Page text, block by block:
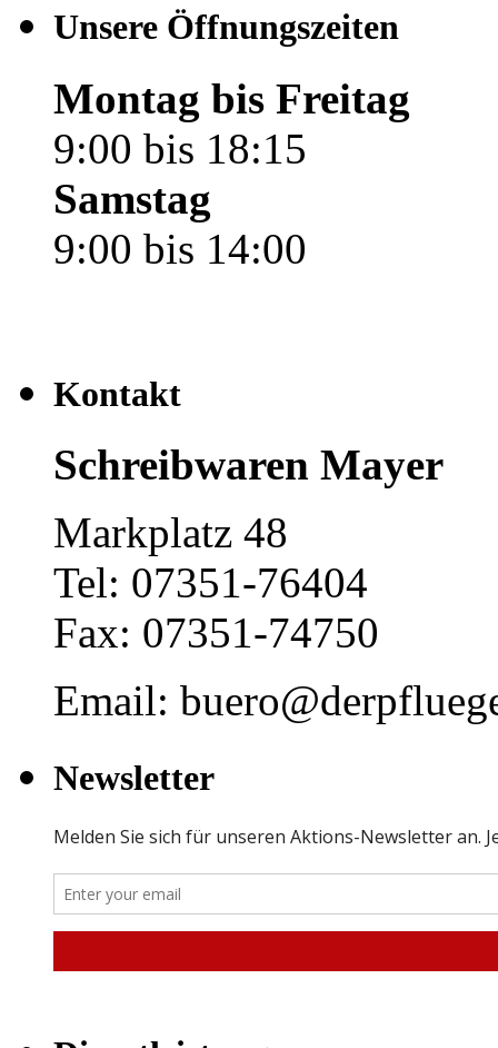
Unsere Öffnungszeiten
Montag bis Freitag
9:00 bis 18:15
Samstag
9:00 bis 14:00
Kontakt
Schreibwaren Mayer
Markplatz 48
Tel: 07351-76404
Fax: 07351-74750
Email:
Newsletter